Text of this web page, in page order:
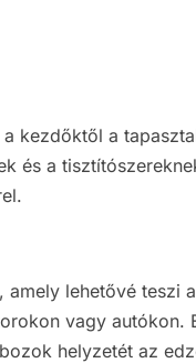
kezdőktől a
és a
amely lehetővé teszi
vagy autókon.
helyzetét az